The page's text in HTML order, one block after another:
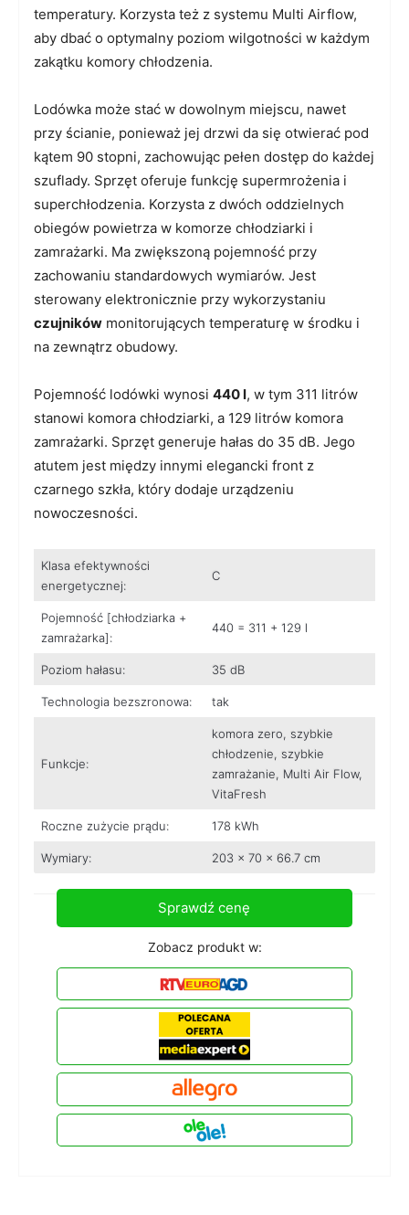
temperatury. Korzysta też z systemu Multi Airflow,
aby dbać o optymalny poziom wilgotności w każdym
zakątku komory chłodzenia.
Lodówka może stać w dowolnym miejscu, nawet
przy ścianie, ponieważ jej drzwi da się otwierać pod
kątem 90 stopni, zachowując pełen dostęp do każdej
szuflady. Sprzęt oferuje funkcję supermrożenia i
superchłodzenia. Korzysta z dwóch oddzielnych
obiegów powietrza w komorze chłodziarki i
zamrażarki. Ma zwiększoną pojemność przy
zachowaniu standardowych wymiarów. Jest
sterowany elektronicznie przy wykorzystaniu
czujników monitorujących temperaturę w środku i
na zewnątrz obudowy.
Pojemność lodówki wynosi 440 l, w tym 311 litrów
stanowi komora chłodziarki, a 129 litrów komora
zamrażarki. Sprzęt generuje hałas do 35 dB. Jego
atutem jest między innymi elegancki front z
czarnego szkła, który dodaje urządzeniu
nowoczesności.
Klasa efektywności
energetycznej:
C
Pojemność [chłodziarka +
zamrażarka]:
440 = 311 + 129 l
Poziom hałasu: 35 dB
Technologia bezszronowa: tak
Funkcje:
komora zero, szybkie
chłodzenie, szybkie
zamrażanie, Multi Air Flow,
VitaFresh
Roczne zużycie prądu: 178 kWh
Wymiary: 203 x 70 x 66.7 cm
Sprawdź cenę
Zobacz produkt w: